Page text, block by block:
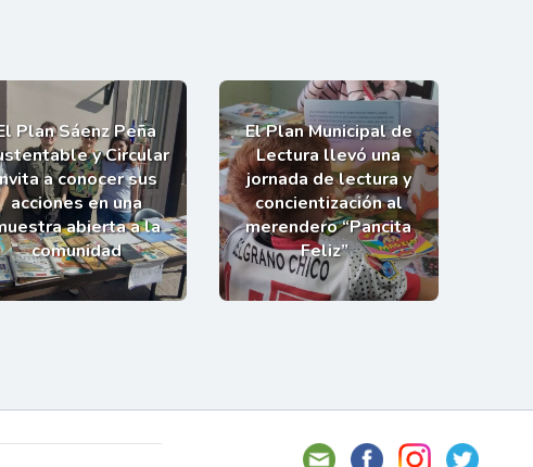
Plan Sáenz Peña
y Circular
a conocer sus
acciones en una
abierta a la
comunidad
El Plan Municipal de
Lectura llevó una
jornada de lectura y
concientización al
merendero “Pancita
Feliz”